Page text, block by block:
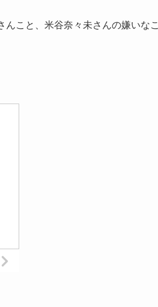
んこと、米谷奈々未さんの嫌いなこ